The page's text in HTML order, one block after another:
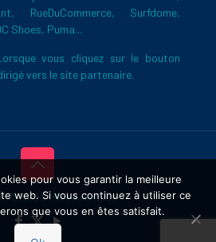
RueDuCommerce, Surfdome,
Shoes, Puma...
vous cliquez sur le bouton
vers le site partenaire.
© 2026 Ride And Slide
pour vous garantir la meilleure
web. Si vous continuez à utiliser ce
que vous en êtes satisfait.